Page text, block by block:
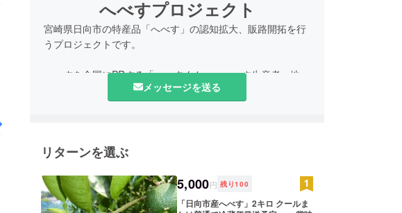
へべすプロジェクト
宮崎県日向市の特産品「へべす」の認知拡大、販路開拓を行
うプロジェクトです。
へべすを全国にPRする「へべすくん」、へべす生産者、地域
プロデューサーがタッグを組み、日向市の皆様をはじめ、多
くの県内外の方々に応援いただきながら、へべすを広めるた
メッセージを送る
リターンを選ぶ
5,000円 残り100
「日向市産へべす」2キロ クールま